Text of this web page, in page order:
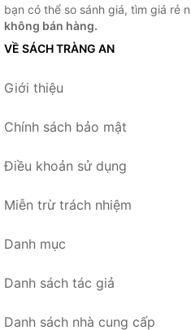
bạn có thể so sánh giá, tìm giá rẻ
không bán hàng.
VỀ SÁCH TRÀNG AN
Giới thiệu
Chính sách bảo mật
Điều khoản sử dụng
Miễn trừ trách nhiệm
Danh mục
Danh sách tác giả
Danh sách nhà cung cấp